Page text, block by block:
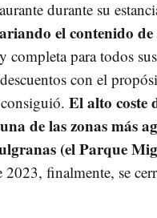
durante su
el contenido de
completa para todos
con el
El alto coste
de las zonas más
(el Parque
2023, finalmente, se